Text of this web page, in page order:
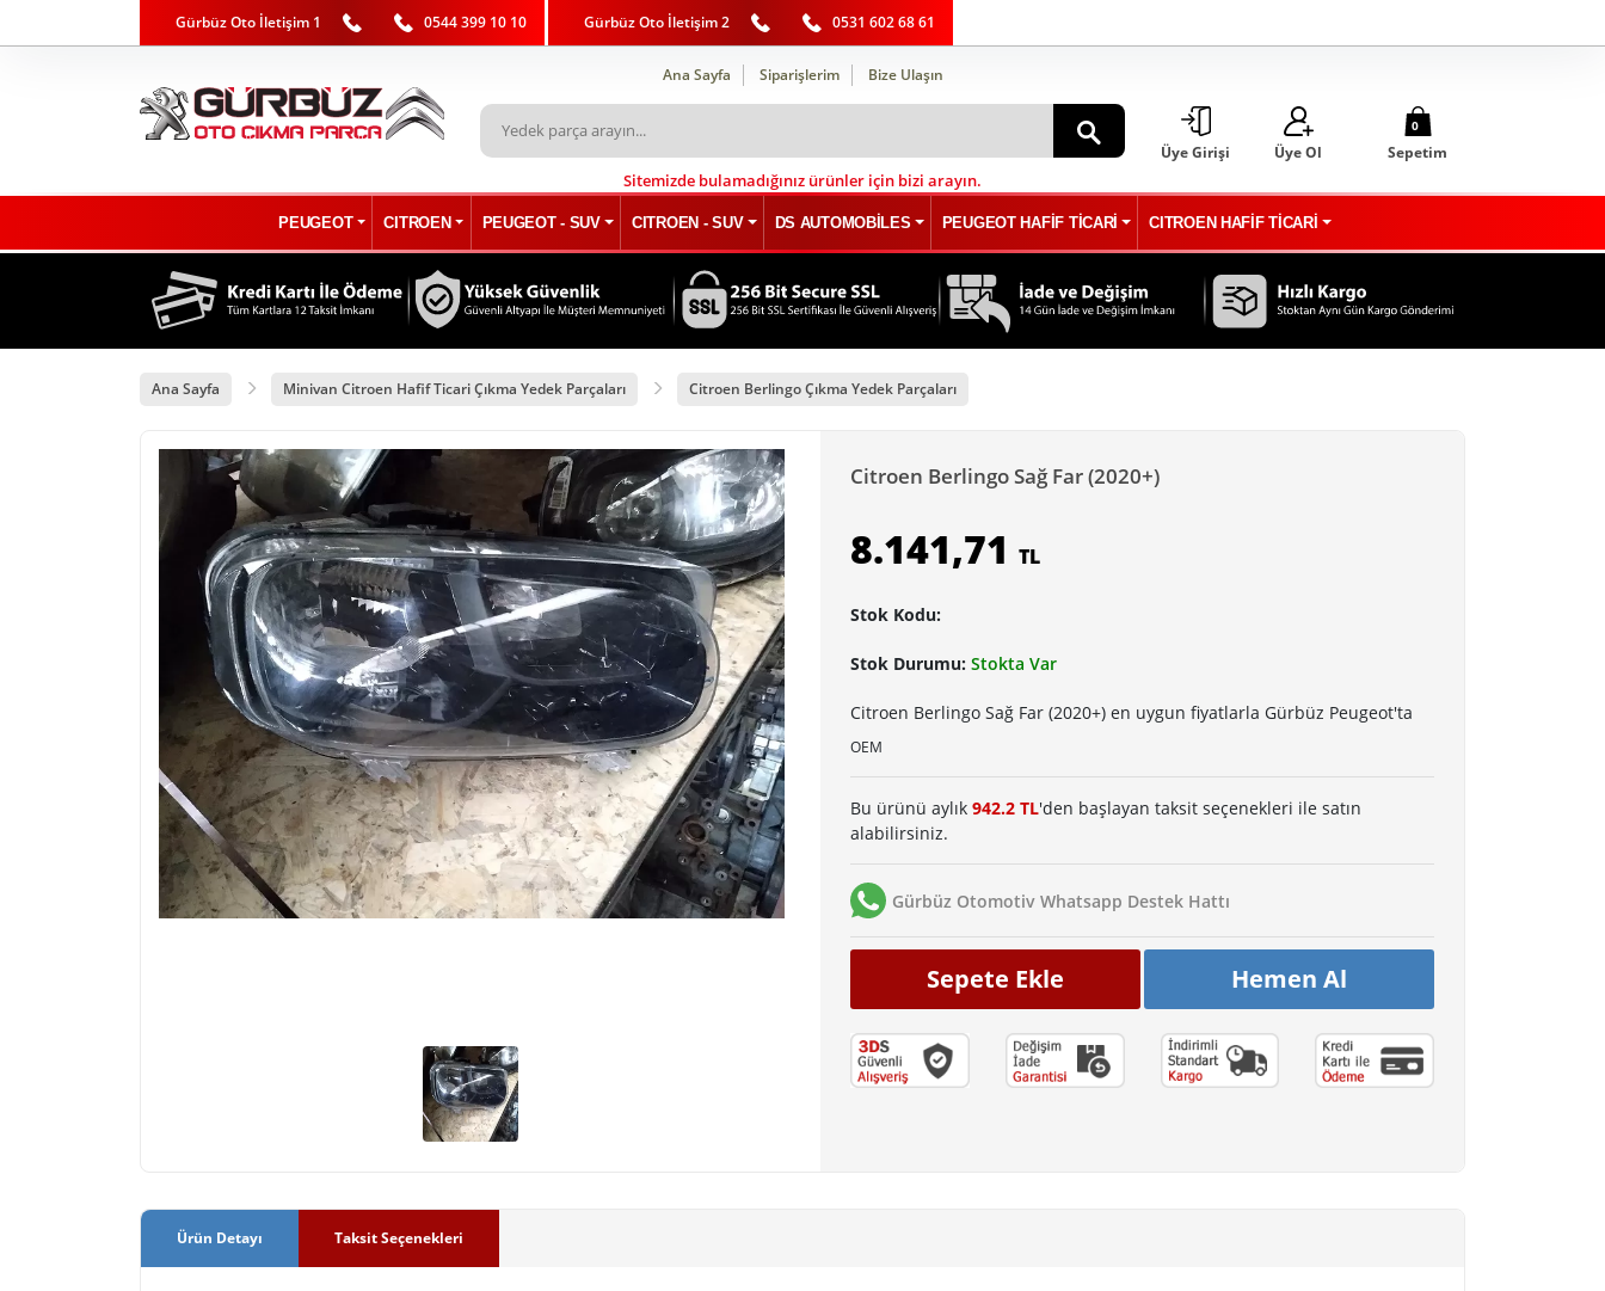
Gürbüz Oto İletişim 1 0544 399 10 10 Gürbüz Oto İletişim 2 0531 602 68 61
Ana Sayfa Siparişlerim Bize Ulaşın
Sitemizde bulamadığınız ürünler için bizi arayın.
Üye Girişi Üye Ol
0
Sepetim
PEUGEOT CITROEN PEUGEOT - SUV CITROEN - SUV DS AUTOMOBİLES PEUGEOT HAFİF TİCARİ CITROEN HAFİF TİCARİ
Ana Sayfa Minivan Citroen Hafif Ticari Çıkma Yedek Parçaları Citroen Berlingo Çıkma Yedek Parçaları
Citroen Berlingo Sağ Far (2020+)
8.141,71 TL
Stok Kodu:
Stok Durumu: Stokta Var
Citroen Berlingo Sağ Far (2020+) en uygun fiyatlarla Gürbüz Peugeot'ta
OEM
Bu ürünü aylık 942.2 TL'den başlayan taksit seçenekleri ile satın
alabilirsiniz.
Gürbüz Otomotiv Whatsapp Destek Hattı
Sepete Ekle Hemen Al
Ürün Detayı Taksit Seçenekleri